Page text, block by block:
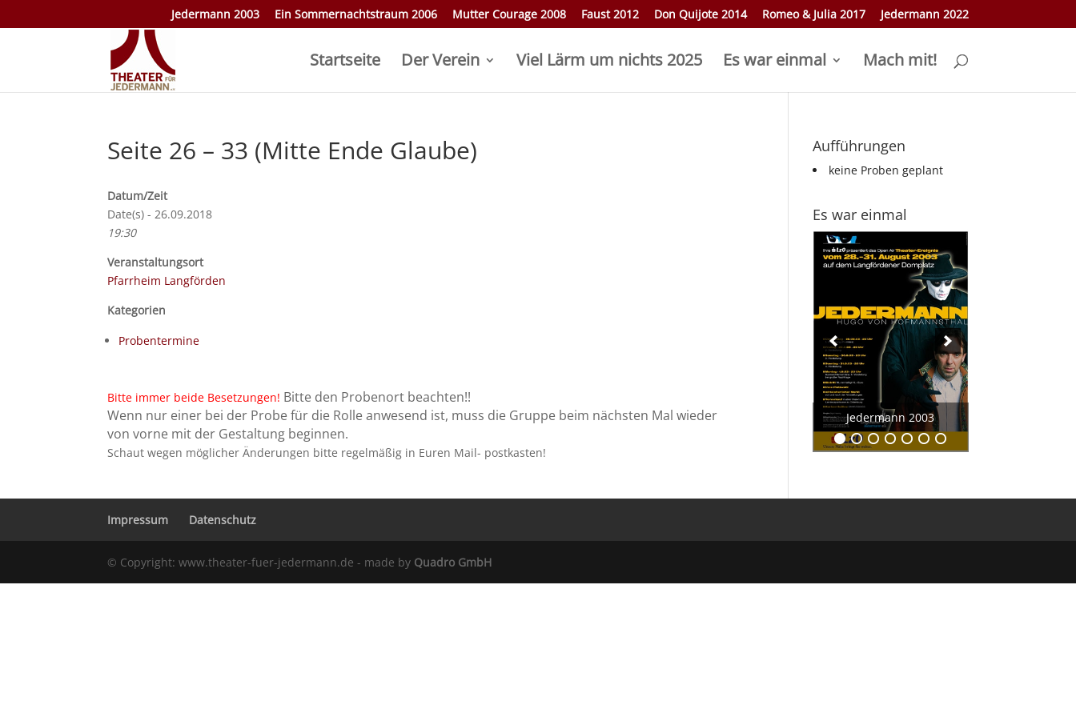
Jedermann 2003 Ein Sommernachtstraum 2006 Mutter Courage 2008 Faust 2012 Don Quijote 2014 Romeo & Julia 2017 Jedermann 2022
Startseite Der Verein Viel Lärm um nichts 2025 Es war einmal Mach mit!
Seite 26 – 33 (Mitte Ende Glaube)
Datum/Zeit
Date(s) - 26.09.2018
19:30
Veranstaltungsort
Pfarrheim Langförden
Kategorien
Probentermine
Bitte immer beide Besetzungen! Bitte den Probenort beachten!!
Wenn nur einer bei der Probe für die Rolle anwesend ist, muss die Gruppe beim nächsten Mal wieder
von vorne mit der Gestaltung beginnen.
Schaut wegen möglicher Änderungen bitte regelmäßig in Euren Mail- postkasten!
Aufführungen
keine Proben geplant
Es war einmal
Jedermann 2003
Impressum Datenschutz
© Copyright: www.theater-fuer-jedermann.de - made by Quadro GmbH